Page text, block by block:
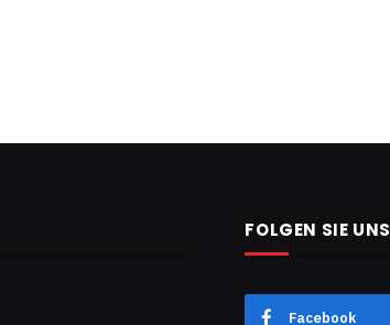
FOLGEN SIE UNS
Facebook